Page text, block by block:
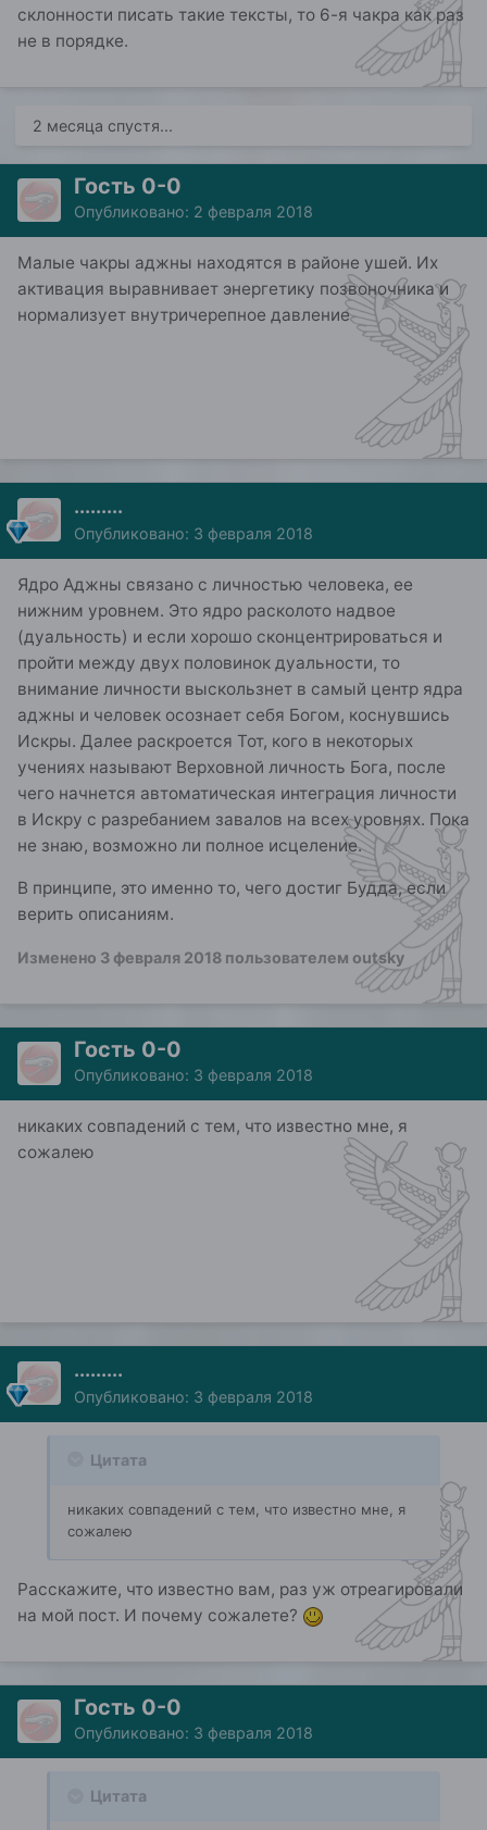
склонности писать такие тексты, то 6-я чакра как раз
не в порядке.
2 месяца спустя...
Гость 0-0
Опубликовано: 2 февраля 2018
Малые чакры аджны находятся в районе ушей. Их
активация выравнивает энергетику позвоночника и
нормализует внутричерепное давление
.........
Опубликовано: 3 февраля 2018
Ядро Аджны связано с личностью человека, ее
нижним уровнем. Это ядро расколото надвое
(дуальность) и если хорошо сконцентрироваться и
пройти между двух половинок дуальности, то
внимание личности выскользнет в самый центр ядра
аджны и человек осознает себя Богом, коснувшись
Искры. Далее раскроется Тот, кого в некоторых
учениях называют Верховной личность Бога, после
чего начнется автоматическая интеграция личности
в Искру с разребанием завалов на всех уровнях. Пока
не знаю, возможно ли полное исцеление.
В принципе, это именно то, чего достиг Будда, если
верить описаниям.
Изменено 3 февраля 2018 пользователем outsky
Гость 0-0
Опубликовано: 3 февраля 2018
никаких совпадений с тем, что известно мне, я
сожалею
.........
Опубликовано: 3 февраля 2018
Цитата
никаких совпадений с тем, что известно мне, я
сожалею
Расскажите, что известно вам, раз уж отреагировали
на мой пост. И почему сожалете?
Гость 0-0
Опубликовано: 3 февраля 2018
Цитата